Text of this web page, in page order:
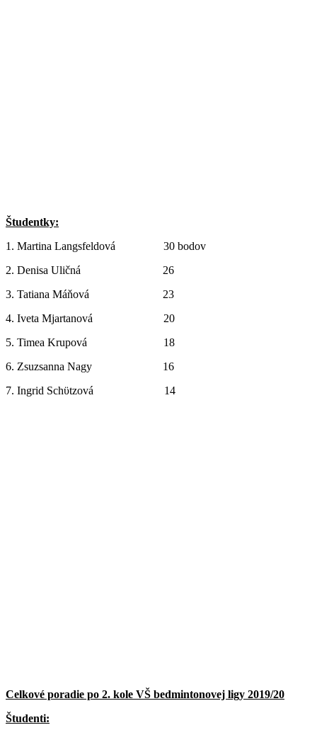
Študentky:
1. Martina Langsfeldová 30 bodov
2. Denisa Uličná 26
3. Tatiana Máňová 23
4. Iveta Mjartanová 20
5. Timea Krupová 18
6. Zsuzsanna Nagy 16
7. Ingrid Schϋtzová 14
Celkové poradie po 2. kole VŠ bedmintonovej ligy 2019/20
Študenti: